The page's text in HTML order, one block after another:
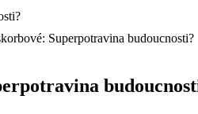
Superpotravina budoucnosti?